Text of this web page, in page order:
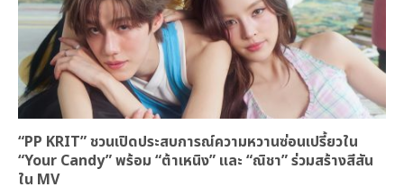
“PP KRIT” ชวนเปิดประสบการณ์ความหวานซ่อนเปรี้ยวใน
“Your Candy” พร้อม “ต้าเหนิง” และ “ณิชา” ร่วมสร้างสีสัน
ใน MV